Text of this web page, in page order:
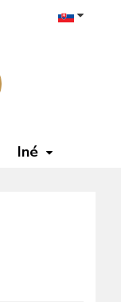
Iné